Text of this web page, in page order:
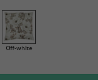
Off-white